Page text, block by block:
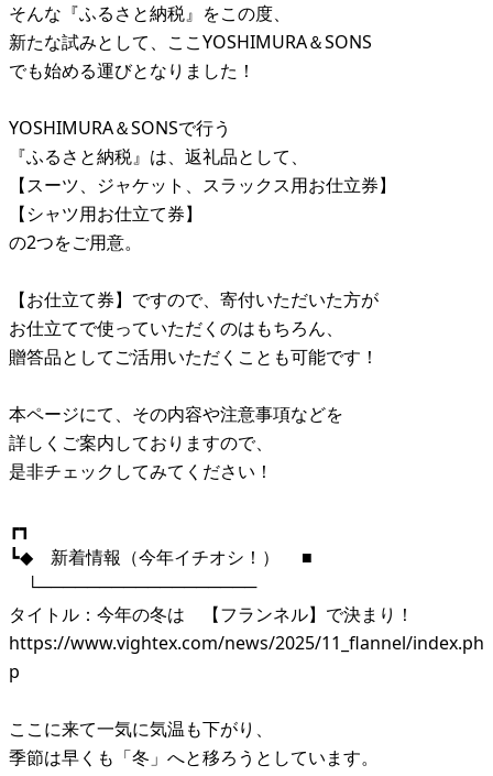
そんな『ふるさと納税』をこの度、
新たな試みとして、ここYOSHIMURA＆SONS
でも始める運びとなりました！
YOSHIMURA＆SONSで行う
『ふるさと納税』は、返礼品として、
【スーツ、ジャケット、スラックス用お仕立券】
【シャツ用お仕立て券】
の2つをご用意。
【お仕立て券】ですので、寄付いただいた方が
お仕立てで使っていただくのはもちろん、
贈答品としてご活用いただくことも可能です！
本ページにて、その内容や注意事項などを
詳しくご案内しておりますので、
是非チェックしてみてください！
┏┓
┗◆ 新着情報（今年イチオシ！） ■
└──────────────────
タイトル：今年の冬は 【フランネル】で決まり！
https://www.vightex.com/news/2025/11_flannel/index.ph
p
ここに来て一気に気温も下がり、
季節は早くも「冬」へと移ろうとしています。